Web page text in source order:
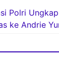
Polri
ke Andrie